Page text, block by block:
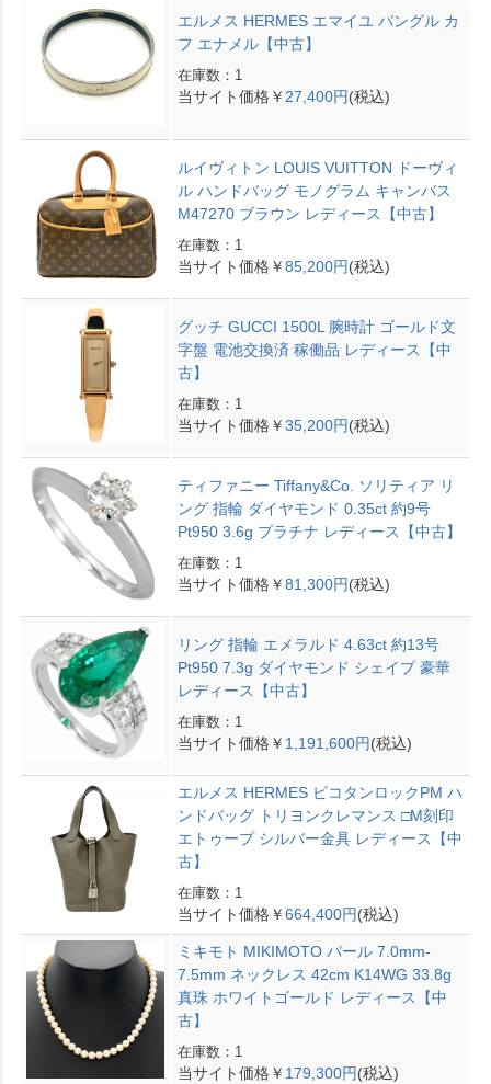
エルメス HERMES エマイユ バングル カ
フ エナメル【中古】
在庫数：1
当サイト価格￥ 27,400円(税込)
ルイヴィトン LOUIS VUITTON ドーヴィ
ル ハンドバッグ モノグラム キャンバス
M47270 ブラウン レディース【中古】
在庫数：1
当サイト価格￥85,200円(税込)
グッチ GUCCI 1500L 腕時計 ゴールド文
字盤 電池交換済 稼働品 レディース【中
古】
在庫数：1
当サイト価格￥35,200円(税込)
ティファニー Tiffany&Co. ソリティア リ
ング 指輪 ダイヤモンド 0.35ct 約9号
Pt950 3.6g プラチナ レディース【中古】
在庫数：1
当サイト価格￥81,300円(税込)
リング 指輪 エメラルド 4.63ct 約13号
Pt950 7.3g ダイヤモンド シェイプ 豪華
レディース【中古】
在庫数：1
当サイト価格￥ 1,191,600円(税込)
エルメス HERMES ピコタンロックPM ハ
ンドバッグ トリヨンクレマンス □M刻印
エトゥープ シルバー金具 レディース【中
古】
在庫数：1
当サイト価格￥664,400円(税込)
ミキモト MIKIMOTO パール 7.0mm-
7.5mm ネックレス 42cm K14WG 33.8g
真珠 ホワイトゴールド レディース【中
古】
在庫数：1
当サイト価格￥ 179,300円(税込)